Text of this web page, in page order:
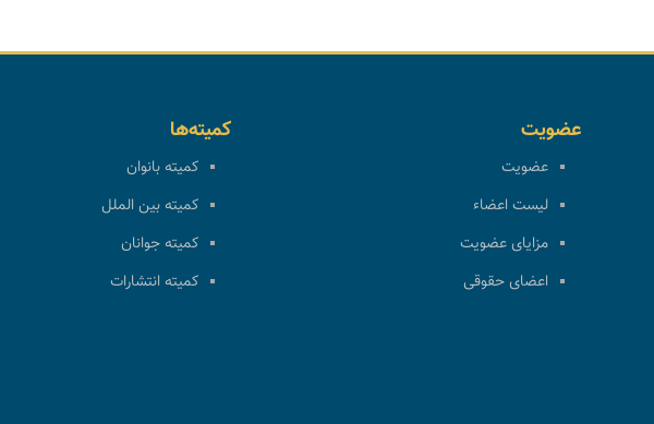
عضویت
عضویت
لیست اعضاء
مزایای عضویت
اعضای حقوقی
کمیته‌ها
کمیته بانوان
کمیته بین الملل
کمیته جوانان
کمیته انتشارات